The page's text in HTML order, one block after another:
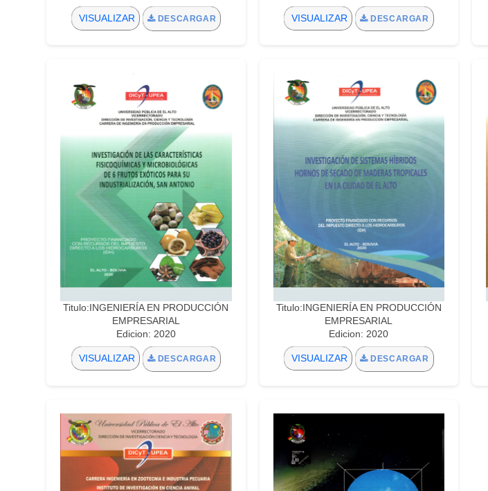
VISUALIZAR DESCARGAR VISUALIZAR DESCARGAR
Titulo:INGENIERÍA EN PRODUCCIÓN
EMPRESARIAL
Edicion: 2020
VISUALIZAR DESCARGAR
Titulo:INGENIERÍA EN PRODUCCIÓN
EMPRESARIAL
Edicion: 2020
VISUALIZAR DESCARGAR